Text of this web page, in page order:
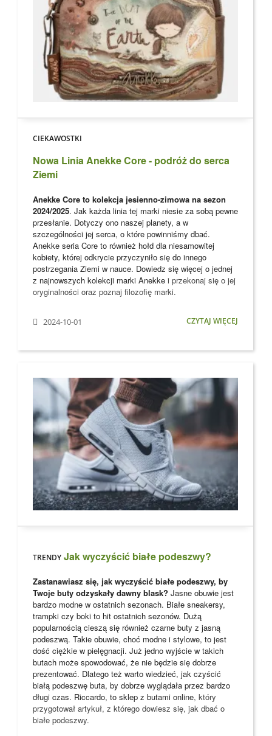
CIEKAWOSTKI
Nowa Linia Anekke Core - podróż do serca
Ziemi
Anekke Core to kolekcja jesienno-zimowa na sezon
2024/2025. Jak każda linia tej marki niesie za sobą pewne
przesłanie. Dotyczy ono naszej planety, a w
szczególności jej serca, o które powinniśmy dbać.
Anekke seria Core to również hołd dla niesamowitej
kobiety, której odkrycie przyczyniło się do innego
postrzegania Ziemi w nauce. Dowiedz się więcej o jednej
z najnowszych kolekcji marki Anekke i przekonaj się o jej
oryginalności oraz poznaj filozofię marki.
2024-10-01 CZYTAJ WIĘCEJ
TRENDY Jak wyczyścić białe podeszwy?
Zastanawiasz się, jak wyczyścić białe podeszwy, by
Twoje buty odzyskały dawny blask? Jasne obuwie jest
bardzo modne w ostatnich sezonach. Białe sneakersy,
trampki czy boki to hit ostatnich sezonów. Dużą
popularnością cieszą się również czarne buty z jasną
podeszwą. Takie obuwie, choć modne i stylowe, to jest
dość ciężkie w pielęgnacji. Już jedno wyjście w takich
butach może spowodować, że nie będzie się dobrze
prezentować. Dlatego też warto wiedzieć, jak czyścić
białą podeszwę buta, by dobrze wyglądała przez bardzo
długi czas. Riccardo, to sklep z butami online, który
przygotował artykuł, z którego dowiesz się, jak dbać o
białe podeszwy.